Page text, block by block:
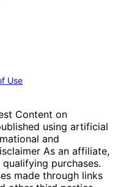
Use
Content on
using artificial
and
As an affiliate,
purchases.
made through links